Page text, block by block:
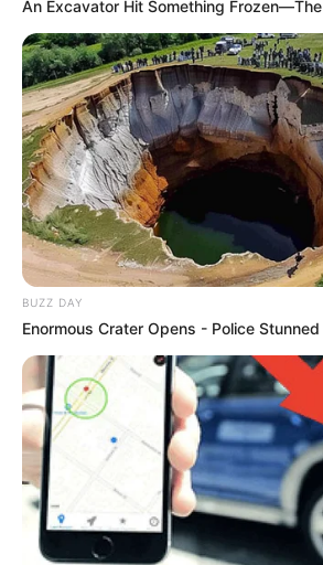
An Excavator Hit Something
BUZZ DAY
Enormous Crater Opens - Police